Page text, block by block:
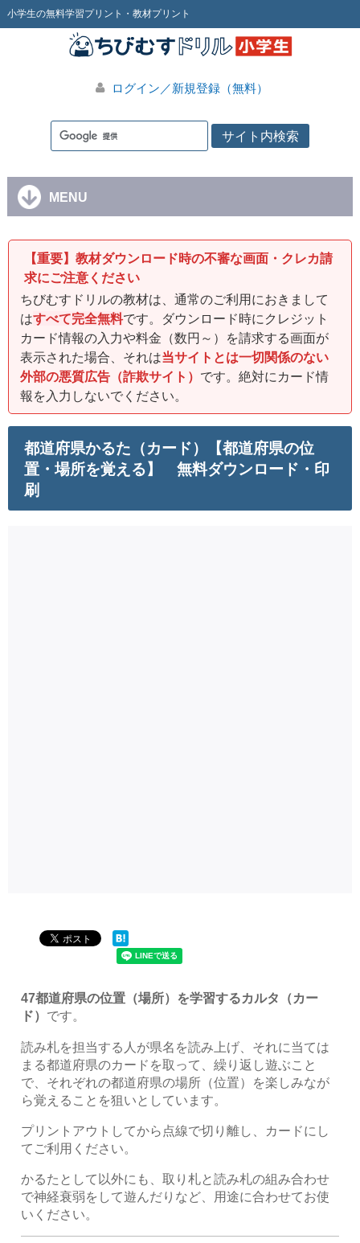
小学生の無料学習プリント・教材プリント
ログイン／新規登録（無料）
MENU
【重要】教材ダウンロード時の不審な画面・クレカ請
求にご注意ください
ちびむすドリルの教材は、通常のご利用におきまして
はすべて完全無料です。ダウンロード時にクレジット
カード情報の入力や料金（数円～）を請求する画面が
表示された場合、それは当サイトとは一切関係のない
外部の悪質広告（詐欺サイト） です。絶対にカード情
報を入力しないでください。
都道府県かるた（カード）【都道府県の位
置・場所を覚える】 無料ダウンロード・印
刷
47都道府県の位置（場所）を学習するカルタ（カー
ド） です。
読み札を担当する人が県名を読み上げ、それに当ては
まる都道府県のカードを取って、繰り返し遊ぶこと
で、それぞれの都道府県の場所（位置）を楽しみなが
ら覚えることを狙いとしています。
プリントアウトしてから点線で切り離し、カードにし
てご利用ください。
かるたとして以外にも、取り札と読み札の組み合わせ
で神経衰弱をして遊んだりなど、用途に合わせてお使
いください。